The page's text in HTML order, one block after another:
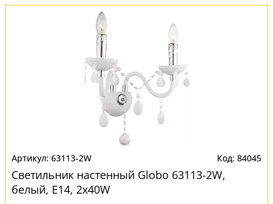
63113-2W 84045
Светильник настенный Globo 63113-2W,
белый, E14, 2x40W